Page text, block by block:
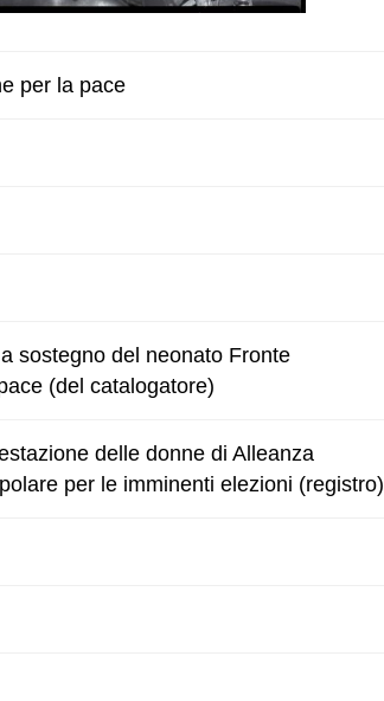
per la pace
sostegno del neonato Fronte
(del catalogatore)
delle donne di Alleanza
per le imminenti elezioni (registro)